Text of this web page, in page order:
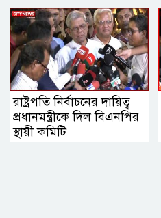
রাষ্ট্রপতি নির্বাচনের দায়িত্ব
প্রধানমন্ত্রীকে দিল বিএনপির
স্থায়ী কমিটি